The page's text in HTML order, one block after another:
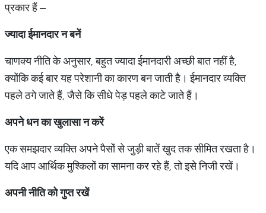
प्रकार हैं –
ज्यादा ईमानदार न बनें
चाणक्य नीति के अनुसार, बहुत ज्यादा ईमानदारी अच्छी बात नहीं है,
क्योंकि कई बार यह परेशानी का कारण बन जाती है। ईमानदार व्यक्ति
पहले ठगे जाते हैं, जैसे कि सीधे पेड़ पहले काटे जाते हैं।
अपने धन का खुलासा न करें
एक समझदार व्यक्ति अपने पैसों से जुड़ी बातें खुद तक सीमित रखता है।
यदि आप आर्थिक मुश्किलों का सामना कर रहे हैं, तो इसे निजी रखें।
अपनी नीति को गुप्त रखें